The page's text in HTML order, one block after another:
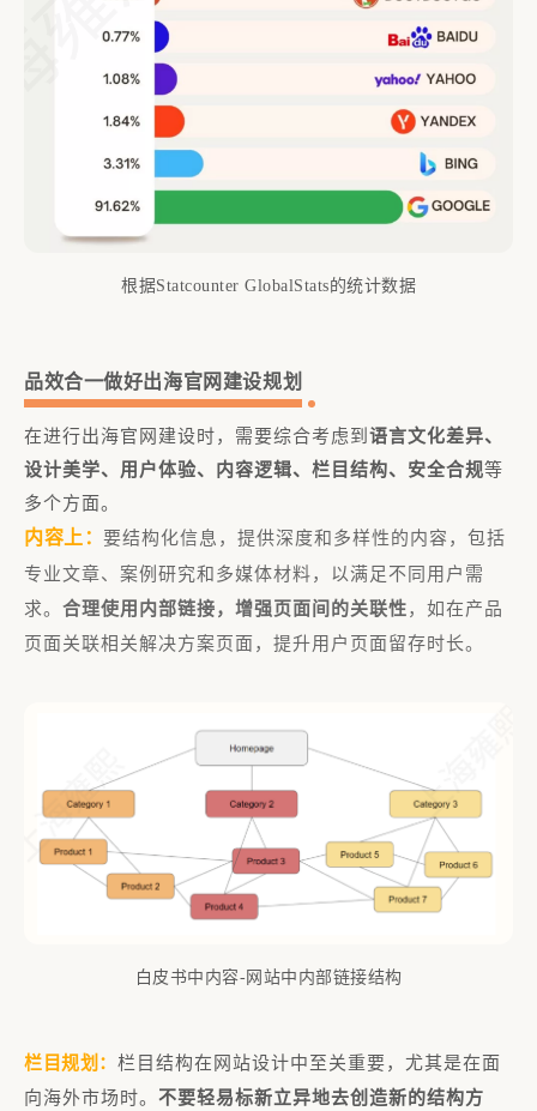
根据Statcounter GlobalStats的统计数据
品效合一做好出海官网建设规划
作
在进行出海官网建设时，需要综合考虑到 语言文化差异、
设计美学、用户体验、内容逻辑、栏目结构、安全合规等
多个方面。
内容上：要结构化信息，提供深度和多样性的内容，包括
专业文章、案例研究和多媒体材料，以满足不同用户需
求。 合理使用内部链接，增强页面间的关联性，如在产品
页面关联相关解决方案页面，提升用户页面留存时长。
白皮书中内容-网站中内部链接结构
栏目规划： 栏目结构在网站设计中至关重要，尤其是在面
向海外市场时。 不要轻易标新立异地去创造新的结构方